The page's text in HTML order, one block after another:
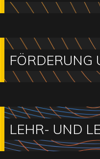
FÖRDERUNG
LEHR- UND